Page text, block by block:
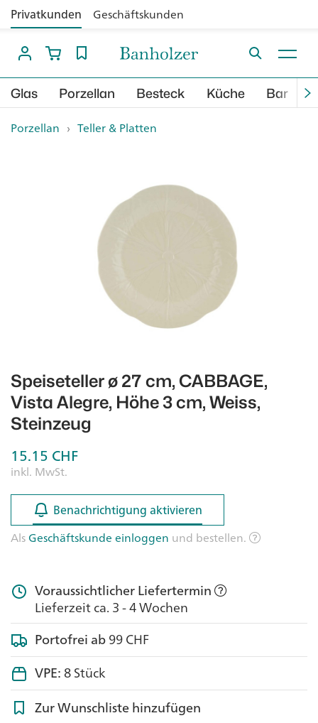
Privatkunden Geschäftskunden
Glas Porzellan Besteck Küche Bar
Porzellan › Teller & Platten
Speiseteller ø 27 cm, CABBAGE,
Vista Alegre, Höhe 3 cm, Weiss,
Steinzeug
15.15 CHF
inkl. MwSt.
Benachrichtigung aktivieren
Benachrichtigung aktivieren
AlsGeschäftskunde einloggen und bestellen.
Voraussichtlicher Liefertermin
Lieferzeit ca. 3 - 4 Wochen
Portofrei ab99 CHF
VPE:8 Stück
Zur Wunschliste hinzufügen